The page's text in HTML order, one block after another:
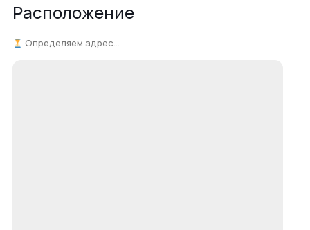
Расположение
Определяем адрес...